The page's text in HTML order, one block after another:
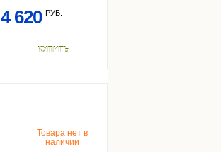
4 620 РУБ.
КУПИТЬ
Товара нет в
наличии